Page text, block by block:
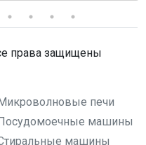
права защищены
печи
машины
машины